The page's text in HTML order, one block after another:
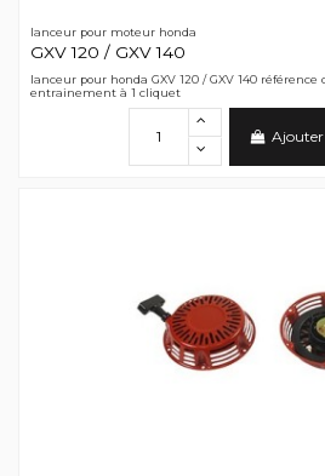
lanceur pour moteur honda
GXV 120 / GXV 140
lanceur pour honda GXV 120 / GXV 140
entrainement à 1 cliquet